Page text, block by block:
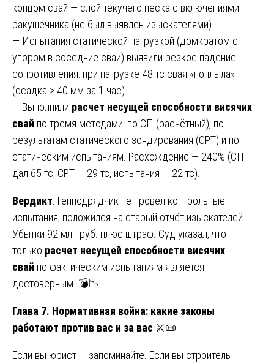
концом свай — слой текучего песка с включениями
ракушечника (не был выявлен изыскателями).
— Испытания статической нагрузкой (домкратом с
упором в соседние сваи) выявили резкое падение
сопротивления: при нагрузке 48 тс свая «поплыла»
(осадка > 40 мм за 1 час).
— Выполнили расчет несущей способности висячих
свай по тремя методами: по СП (расчётный), по
результатам статического зондирования (CPT) и по
статическим испытаниям. Расхождение — 240% (СП
дал 65 тс, CPT — 29 тс, испытания — 22 тс).
Вердикт: Генподрядчик не провёл контрольные
испытания, положился на старый отчёт изыскателей.
Убытки 92 млн руб. плюс штраф. Суд указал, что
только расчет несущей способности висячих
свай по фактическим испытаниям является
достоверным. 💣📉
Глава 7. Нормативная война: какие законы
работают против вас и за вас ⚔️📜
Если вы юрист — запоминайте. Если вы строитель —